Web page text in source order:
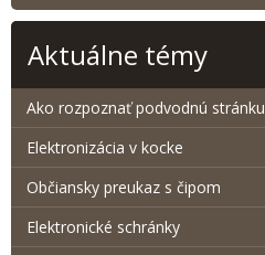
Aktuálne témy
Ako rozpoznať podvodnú stránku
Elektronizácia v kocke
Občiansky preukaz s čipom
Elektronické schránky